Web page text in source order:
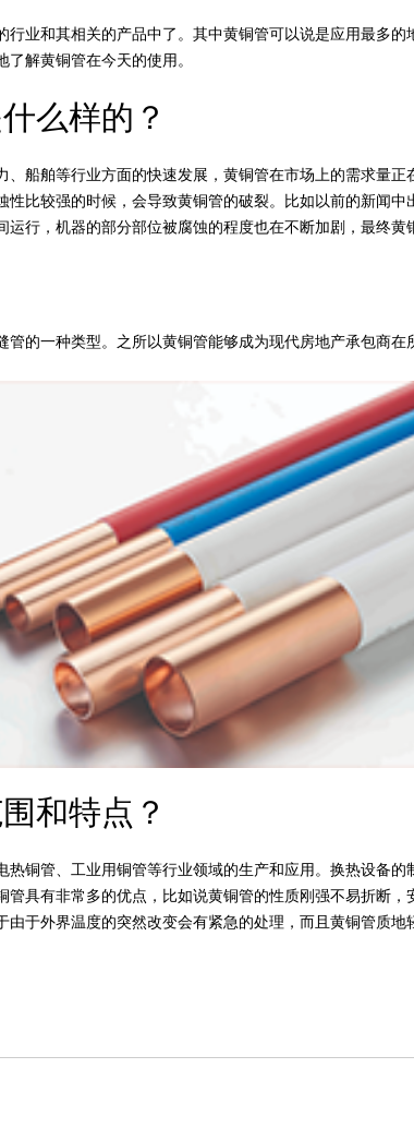
和其相关的产品中了。其中黄铜管可以说是应用最多的
解黄铜管在今天的使用。
么样的？
舶等行业方面的快速发展，黄铜管在市场上的需求量正
比较强的时候，会导致黄铜管的破裂。比如以前的新闻
行，机器的部分部位被腐蚀的程度也在不断加剧，最终
一种类型。之所以黄铜管能够成为现代房地产承包商在
和特点？
管、工业用铜管等行业领域的生产和应用。换热设备的
具有非常多的优点，比如说黄铜管的性质刚强不易折断
于外界温度的突然改变会有紧急的处理，而且黄铜管质